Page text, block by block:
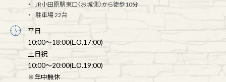
JR小田原駅東口〈お城側〉から徒歩10分
駐車場 22台
平日
10:00～18:00(L.O.17:00)
土日祝
10:00～20:00(L.O.19:00)
※年中無休